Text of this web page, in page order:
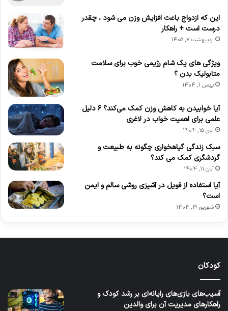
این که ازدواج باعث افزایش وزن می‌ شود ، چقدر
درست است + راهکار
اردیبهشت 7, 1405
ویژگی های یک شام رژیمی خوب برای سلامت
متابولیک بدن ؟
بهمن 1, 1404
آیا خوابیدن به کاهش وزن کمک می‌کند؟ ۶ دلیل
علمی برای اهمیت خواب در لاغری
آبان 15, 1404
سبک زندگی گیاهخواری چگونه به طبیعت و
گردشگری کمک می کند؟
آبان 11, 1404
آیا استفاده از فویل در آشپزی روشی سالم و ایمن
است؟
شهریور 19, 1404
کودکان
آسیب‌های بازی‌های رایانه‌ای بر رشد کودک و
راهکارهای مدیریت آن برای والدین